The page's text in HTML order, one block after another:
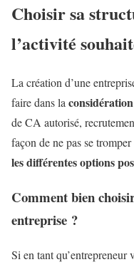
Choisir sa
l’activité
La création d’une
faire dans la
de CA autorisé,
façon de ne pas se
les différentes options
Comment bien
entreprise ?
Si en tant qu’entrepreneur